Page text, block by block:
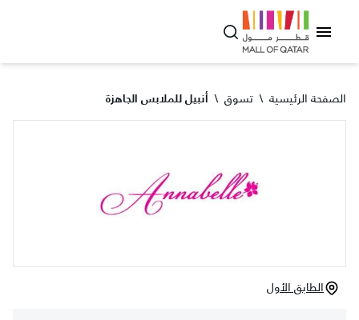
الصفحة الرئيسية \ تسوق \ أنبيل للملابس الجاهزة
الطابق الأول